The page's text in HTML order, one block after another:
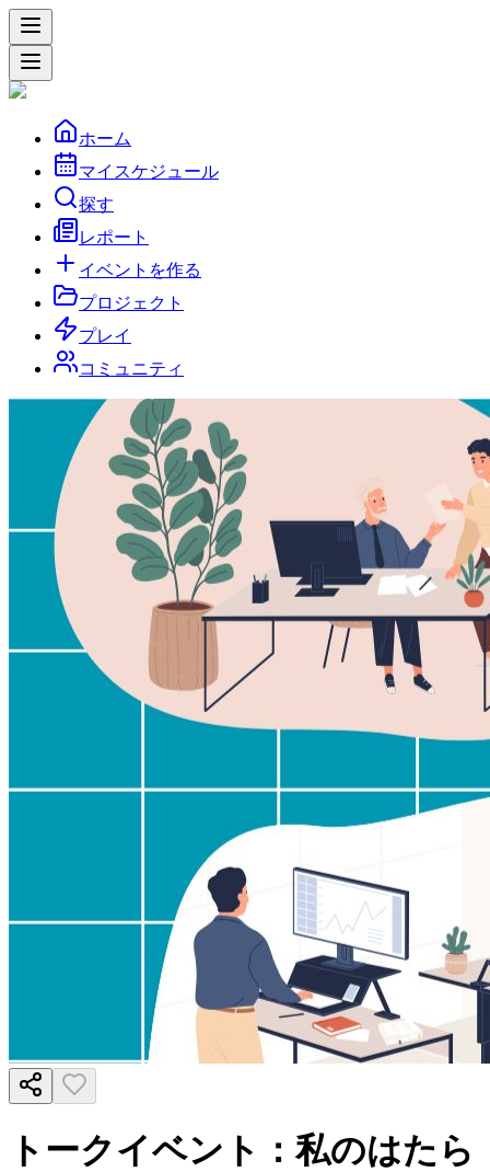
ホーム
マイスケジュール
探す
レポート
イベントを作る
プロジェクト
プレイ
コミュニティ
トークイベント：私のはたら